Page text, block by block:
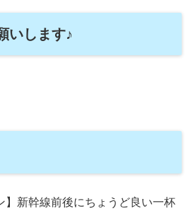
いします♪
】新幹線前後にちょうど良い一杯